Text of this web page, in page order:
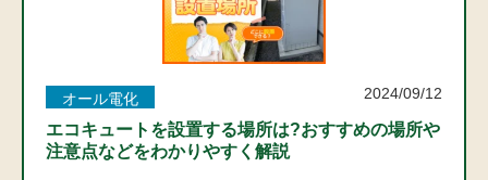
オール電化 2024/09/12
エコキュートを設置する場所は?おすすめの場所や
注意点などをわかりやすく解説